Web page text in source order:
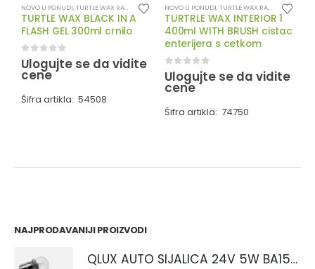
NOVO U PONUDI,TURTLE WAX RATKAPNE OBLOGE VOLANA
TURTLE WAX BLACK IN A
FLASH GEL 300ml crnilo
0out of 5
Ulogujte se da vidite
cene
Šifra artikla: 54508
NOVO U PONUDI,TURTLE WAX RATKAPNE OBLOGE VOLANA
TURTRLE WAX INTERIOR 1
400ml WITH BRUSH cistac
enterijera s cetkom
0out of 5
Ulogujte se da vidite
cene
Šifra artikla: 74750
NAJPRODAVANIJI PROIZVODI
QLUX AUTO SIJALICA 24V 5W BA15s R5W